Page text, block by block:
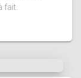
fait.